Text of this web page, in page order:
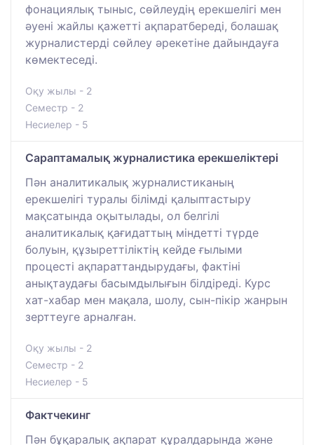
фонациялық тыныс, сөйлеудің ерекшелігі мен
әуені жайлы қажетті ақпаратбереді, болашақ
журналистерді сөйлеу әрекетіне дайындауға
көмектеседі.
Оқу жылы - 2
Семестр - 2
Несиелер - 5
Сараптамалық журналистика ерекшеліктері
Пән аналитикалық журналистиканың
ерекшелігі туралы білімді қалыптастыру
мақсатында оқытылады, ол белгілі
аналитикалық қағидаттың міндетті түрде
болуын, құзыреттіліктің кейде ғылыми
процесті ақпараттандырудағы, фактіні
анықтаудағы басымдылығын білдіреді. Курс
хат-хабар мен мақала, шолу, сын-пікір жанрын
зерттеуге арналған.
Оқу жылы - 2
Семестр - 2
Несиелер - 5
Фактчекинг
Пән бұқаралық ақпарат құралдарында және